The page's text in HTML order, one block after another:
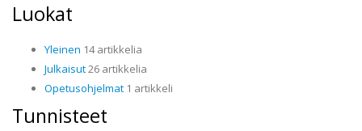
Luokat
Yleinen 14 artikkelia
Julkaisut26 artikkelia
Opetusohjelmat 1 artikkeli
Tunnisteet